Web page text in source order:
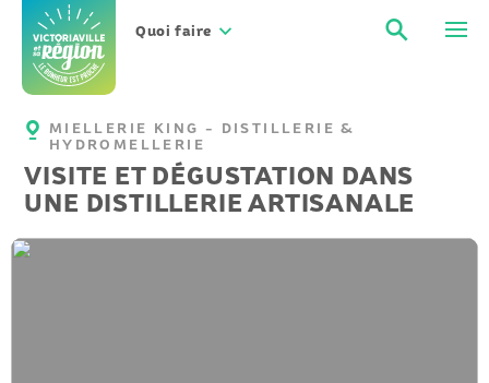
contenu
Quoi faire
MIELLERIE KING - DISTILLERIE &
HYDROMELLERIE
VISITE ET DÉGUSTATION DANS
UNE DISTILLERIE ARTISANALE